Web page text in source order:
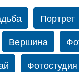
Портрет
Вершина
Фотостудия